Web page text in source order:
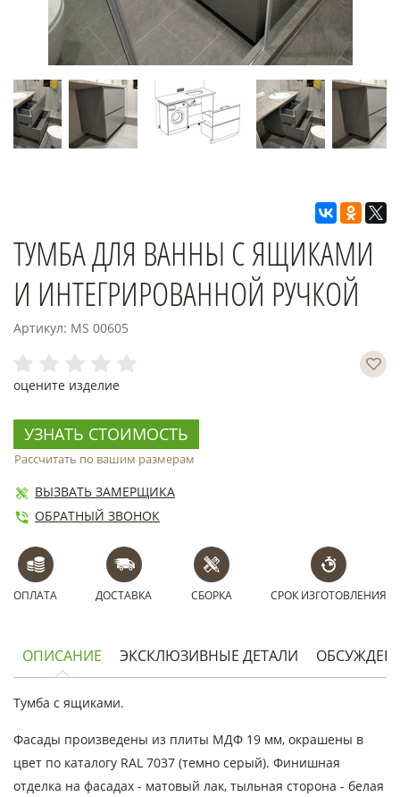
ТУМБА ДЛЯ ВАННЫ С ЯЩИКАМИ
И ИНТЕГРИРОВАННОЙ РУЧКОЙ
Артикул: MS 00605
оцените изделие
УЗНАТЬ СТОИМОСТЬ
Рассчитать по вашим размерам
ВЫЗВАТЬ ЗАМЕРЩИКА
ОБРАТНЫЙ ЗВОНОК
ОПЛАТА ДОСТАВКА СБОРКА СРОК ИЗГОТОВЛЕНИЯ
ОПИСАНИЕ ЭКСКЛЮЗИВНЫЕ ДЕТАЛИ
Тумба с ящиками.
Фасады произведены из плиты МДФ 19 мм, окрашены в
цвет по каталогу RAL 7037 (темно серый). Финишная
отделка на фасадах - матовый лак, тыльная сторона - белая